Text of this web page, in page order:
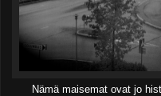
Nämä maisemat ovat jo